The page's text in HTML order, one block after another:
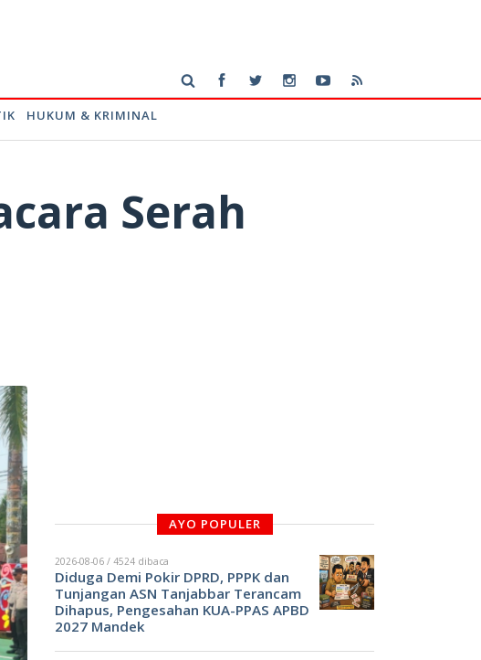
HUKUM & KRIMINAL
Serah
AYO POPULER
2026-08-06 / 4524 dibaca
Diduga Demi Pokir DPRD, PPPK dan
Tunjangan ASN Tanjabbar Terancam
Dihapus, Pengesahan KUA-PPAS APBD
2027 Mandek